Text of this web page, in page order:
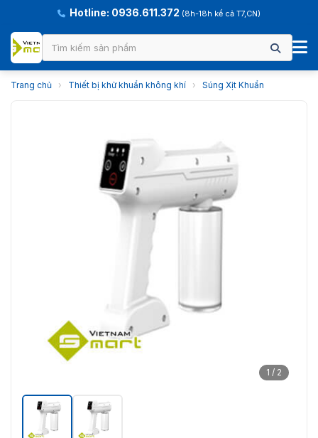
Hotline: 0936.611.372 (8h-18h kể cả T7,CN)
Trang chủ › Thiết bị khử khuẩn không khí › Súng Xịt Khuẩn
1 / 2